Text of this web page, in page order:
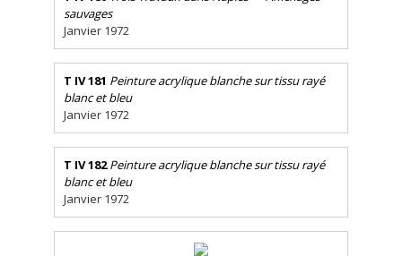
sauvages
Janvier 1972
T IV 181 Peinture acrylique blanche sur tissu rayé
blanc et bleu
Janvier 1972
T IV 182 Peinture acrylique blanche sur tissu rayé
blanc et bleu
Janvier 1972